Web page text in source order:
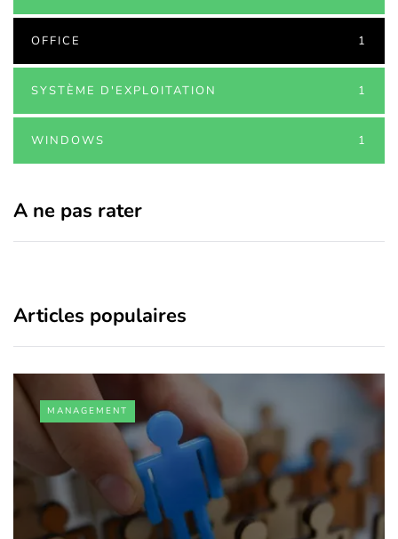
OFFICE 1
SYSTÈME D'EXPLOITATION 1
WINDOWS 1
A ne pas rater
Articles populaires
MANAGEMENT